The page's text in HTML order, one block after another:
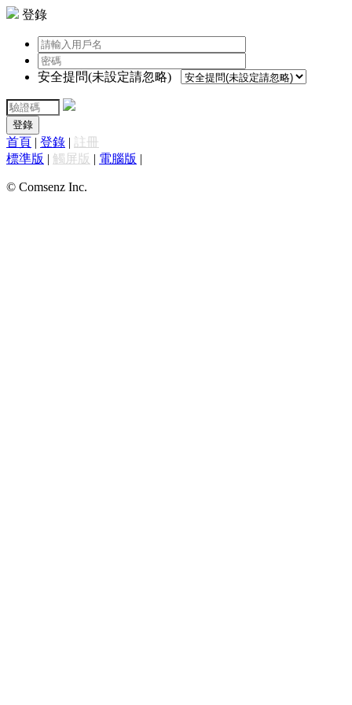
登錄
安全提問(未設定請忽略)
登錄
首頁 | 登錄 | 註冊
標準版 | 觸屏版 | 電腦版 |
© Comsenz Inc.